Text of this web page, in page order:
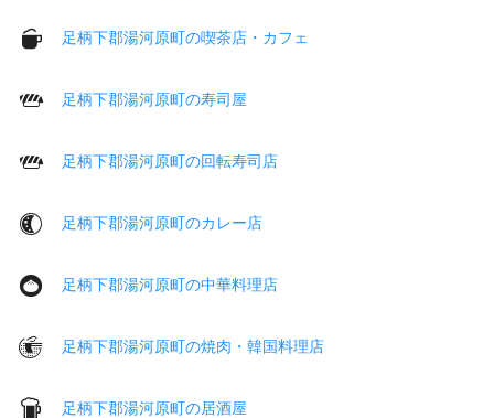
足柄下郡湯河原町の喫茶店・カフェ
足柄下郡湯河原町の寿司屋
足柄下郡湯河原町の回転寿司店
足柄下郡湯河原町のカレー店
足柄下郡湯河原町の中華料理店
足柄下郡湯河原町の焼肉・韓国料理店
足柄下郡湯河原町の居酒屋